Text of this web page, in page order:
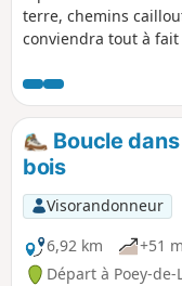
terre, chemins
conviendra tout à
Boucle
bois
Visorandonneur
6,92 km
+51 m
Départ à Poey-